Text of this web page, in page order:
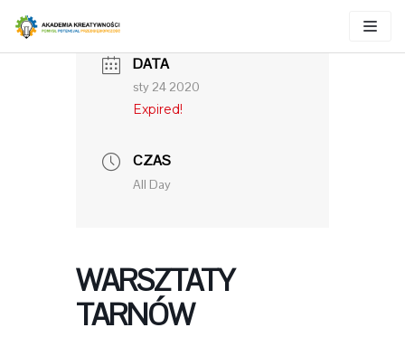
Skocz
do
DATA
sty 24 2020
Expired!
CZAS
All Day
WARSZTATY
TARNÓW